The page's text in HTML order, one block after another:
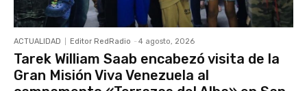
ACTUALIDAD Editor RedRadio - 4 agosto, 2026
Tarek William Saab encabezó visita de la
Gran Misión Viva Venezuela al